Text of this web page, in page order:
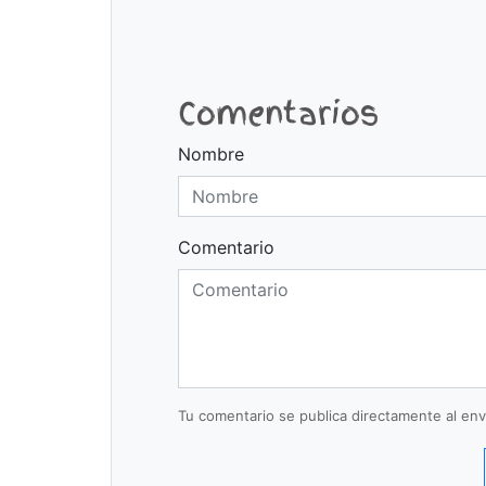
Comentarios
Nombre
Comentario
Tu comentario se publica directamente al